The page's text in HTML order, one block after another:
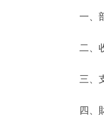
一、部
二、收
三、支
四、財